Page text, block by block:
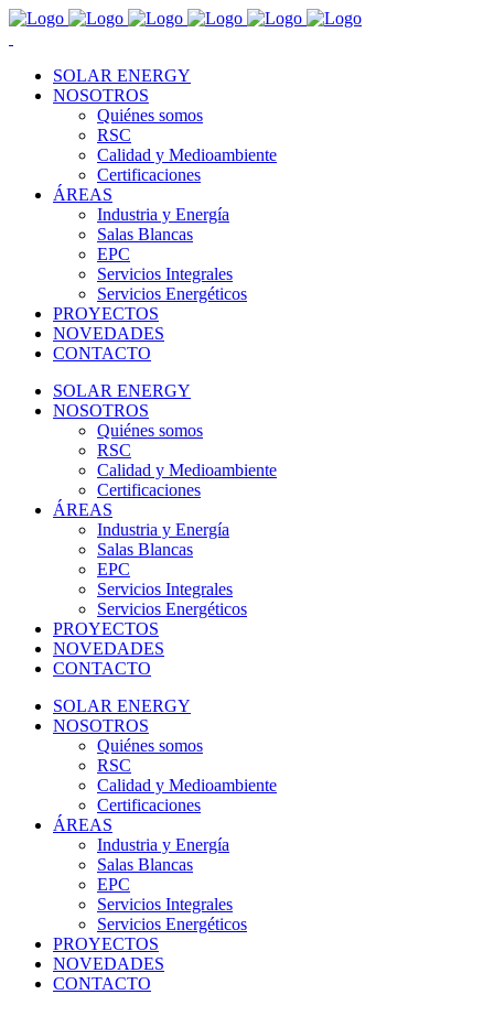
SOLAR ENERGY
NOSOTROS
Quiénes somos
RSC
Calidad y Medioambiente
Certificaciones
ÁREAS
Industria y Energía
Salas Blancas
EPC
Servicios Integrales
Servicios Energéticos
PROYECTOS
NOVEDADES
CONTACTO
SOLAR ENERGY
NOSOTROS
Quiénes somos
RSC
Calidad y Medioambiente
Certificaciones
ÁREAS
Industria y Energía
Salas Blancas
EPC
Servicios Integrales
Servicios Energéticos
PROYECTOS
NOVEDADES
CONTACTO
SOLAR ENERGY
NOSOTROS
Quiénes somos
RSC
Calidad y Medioambiente
Certificaciones
ÁREAS
Industria y Energía
Salas Blancas
EPC
Servicios Integrales
Servicios Energéticos
PROYECTOS
NOVEDADES
CONTACTO